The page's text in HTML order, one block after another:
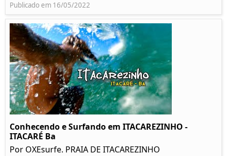
Publicado em 16/05/2022
Conhecendo e Surfando em ITACAREZINHO -
ITACARÉ Ba
Por OXEsurfe. PRAIA DE ITACAREZINHO